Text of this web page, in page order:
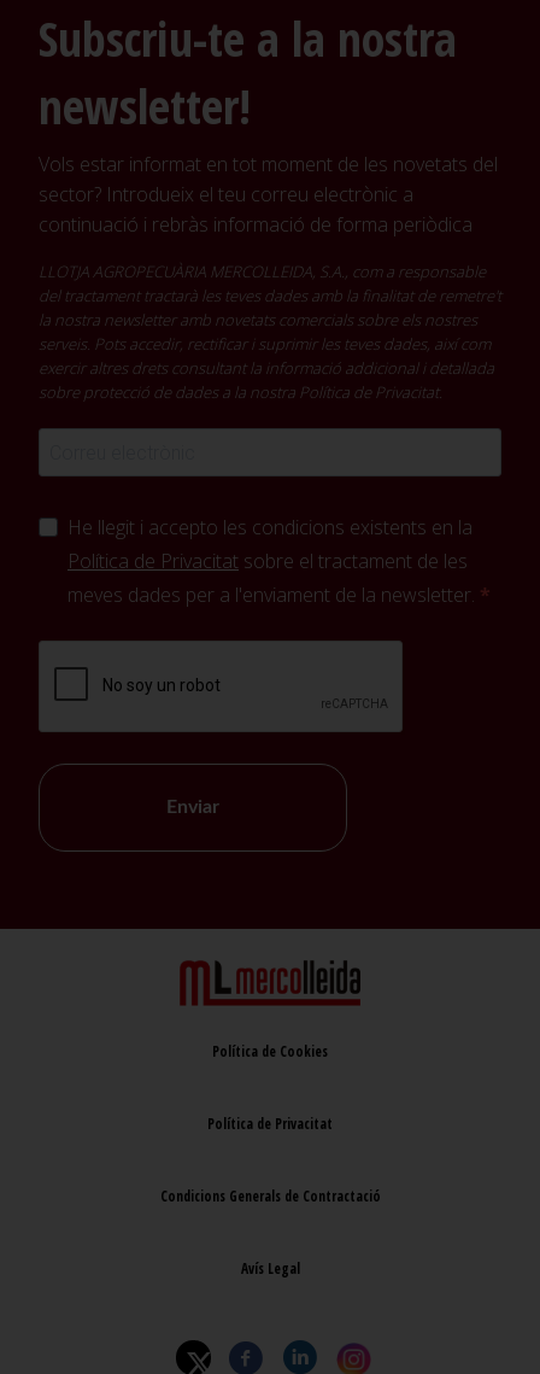
Subscriu-te a la nostra
newsletter!
Vols estar informat en tot moment de les novetats del
sector? Introdueix el teu correu electrònic a
continuació i rebràs informació de forma periòdica
LLOTJA AGROPECUÀRIA MERCOLLEIDA, S.A., com a responsable
del tractament tractarà les teves dades amb la finalitat de remetre't
la nostra newsletter amb novetats comercials sobre els nostres
serveis. Pots accedir, rectificar i suprimir les teves dades, així com
exercir altres drets consultant la informació addicional i detallada
sobre protecció de dades a la nostra Política de Privacitat.
He llegit i accepto les condicions existents en la
Política de Privacitat sobre el tractament de les
meves dades per a l'enviament de la newsletter.
Enviar
Política de Cookies
Política de Privacitat
Condicions Generals de Contractació
Avís Legal